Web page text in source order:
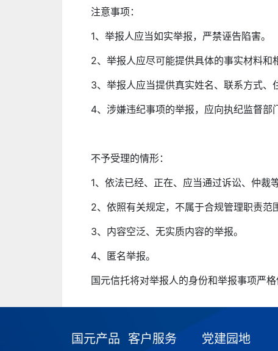
注意事项：
1、举报人应当如实举报，严禁诬告陷害。
2、举报人应尽可能提供具体的事实材料和
3、举报人应当提供真实姓名、联系方式、
4、涉嫌违纪事项的举报，应向执纪监督部
不予受理的情形：
1、依法已经、正在、应当通过诉讼、仲裁
2、依照有关规定，不属于合规管理职责范
3、内容空泛、无实质内容的举报。
4、匿名举报。
国元信托将对举报人的身份和举报事项严
国元产品 客户服务 党建园地